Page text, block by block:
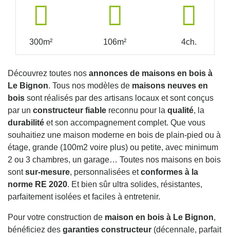
300m² 106m² 4ch.
Découvrez toutes nos annonces de maisons en bois à
Le Bignon. Tous nos modèles de maisons neuves en
bois sont réalisés par des artisans locaux et sont conçus
par un constructeur fiable reconnu pour la qualité, la
durabilité et son accompagnement complet. Que vous
souhaitiez une maison moderne en bois de plain-pied ou à
étage, grande (100m2 voire plus) ou petite, avec minimum
2 ou 3 chambres, un garage… Toutes nos maisons en bois
sontsur-mesure, personnalisées etconformes à la
norme RE 2020. Et bien sûr ultra solides, résistantes,
parfaitement isolées et faciles à entretenir.
Pour votre construction de maison en bois à Le Bignon,
bénéficiez des garanties constructeur (décennale, parfait